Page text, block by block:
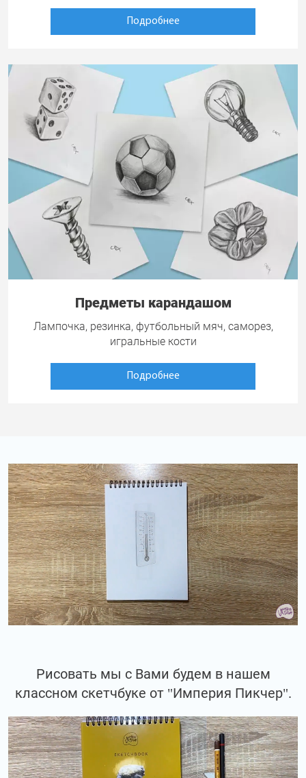
Подробнее
Предметы карандашом
Лампочка, резинка, футбольный мяч, саморез,
игральные кости
Подробнее
Рисовать мы с Вами будем в нашем
классном скетчбуке от "Империя Пикчер".